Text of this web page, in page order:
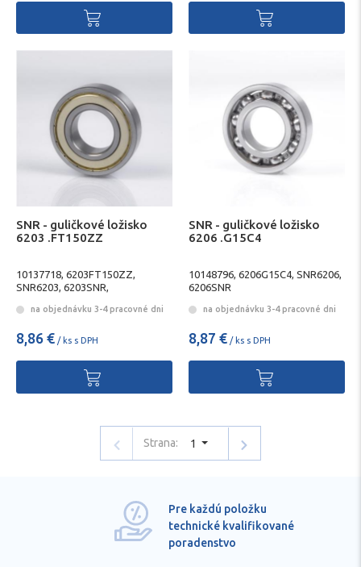
SNR - guličkové ložisko
6203 .FT150ZZ
10137718, 6203FT150ZZ,
SNR6203, 6203SNR,
na objednávku 3-4 pracovné dni
8,86 € / ks s DPH
SNR - guličkové ložisko
6206 .G15C4
10148796, 6206G15C4, SNR6206,
6206SNR
na objednávku 3-4 pracovné dni
8,87 € / ks s DPH
Strana: 1
Pre každú položku
technické kvalifikované
poradenstvo